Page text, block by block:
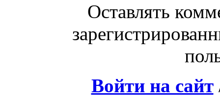
Оставлять
Войти на сайт